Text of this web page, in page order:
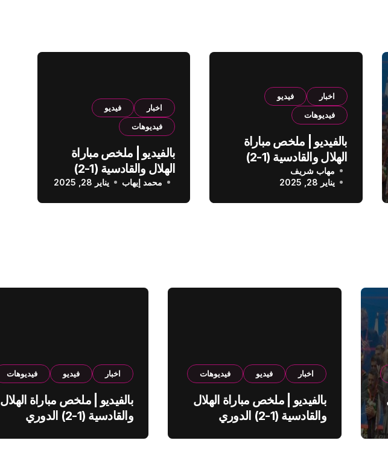
اخبار
فيديو
فيديوهات
بالفيديو | ملخص مباراة
الهلال والقادسية (1-2)
الدوري السعودي
مهاب شريف
يناير 28, 2025
اخبار
فيديو
فيديوهات
بالفيديو | ملخص مباراة
الهلال والقادسية (1-2)
الدوري السعودي
محمد إيهاب يناير 28, 2025
اخبار فيديو فيديوهات
بالفيديو | ملخص مباراة الهلال
والقادسية (1-2) الدوري
اخبار فيديو فيديوهات
بالفيديو | ملخص مباراة الهلال
والقادسية (1-2) الدوري